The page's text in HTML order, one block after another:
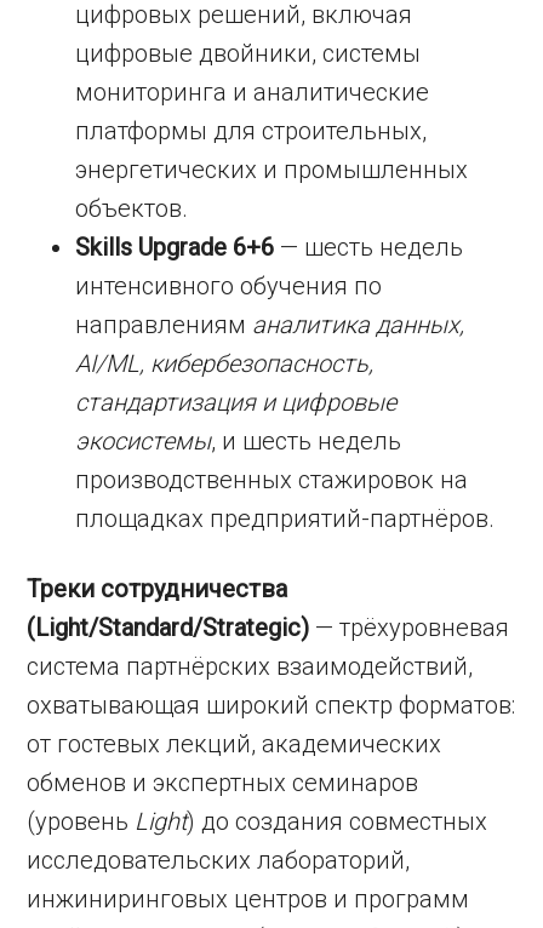
цифровых решений, включая
цифровые двойники, системы
мониторинга и аналитические
платформы для строительных,
энергетических и промышленных
объектов.
Skills Upgrade 6+6 — шесть недель
интенсивного обучения по
направлениям аналитика данных,
AI/ML, кибербезопасность,
стандартизация и цифровые
экосистемы, и шесть недель
производственных стажировок на
площадках предприятий-партнёров.
Треки сотрудничества
(Light/Standard/Strategic) — трёхуровневая
система партнёрских взаимодействий,
охватывающая широкий спектр форматов:
от гостевых лекций, академических
обменов и экспертных семинаров
(уровень Light) до создания совместных
исследовательских лабораторий,
инжиниринговых центров и программ